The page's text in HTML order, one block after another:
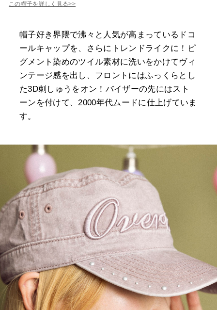
この帽子を詳しく見る>>
帽子好き界隈で沸々と人気が高まっているドコ
ールキャップを、さらにトレンドライクに！ピ
グメント染めのツイル素材に洗いをかけてヴィ
ンテージ感を出し、フロントにはふっくらとし
た3D刺しゅうをオン！バイザーの先にはスト
ーンを付けて、2000年代ムードに仕上げていま
す。